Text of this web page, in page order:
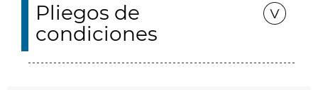
Pliegos de
condiciones